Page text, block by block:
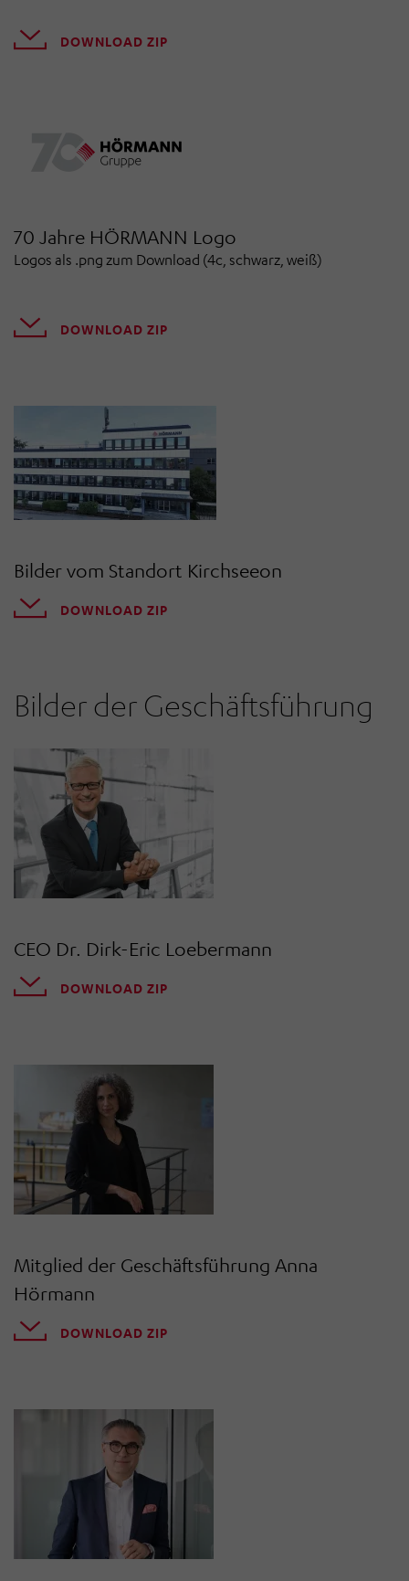
DOWNLOAD ZIP
70 Jahre HÖRMANN Logo
Logos als .png zum Download (4c, schwarz, weiß)
DOWNLOAD ZIP
Bilder vom Standort Kirchseeon
DOWNLOAD ZIP
Bilder der Geschäftsführung
CEO Dr. Dirk-Eric Loebermann
DOWNLOAD ZIP
Mitglied der Geschäftsführung Anna
Hörmann
DOWNLOAD ZIP